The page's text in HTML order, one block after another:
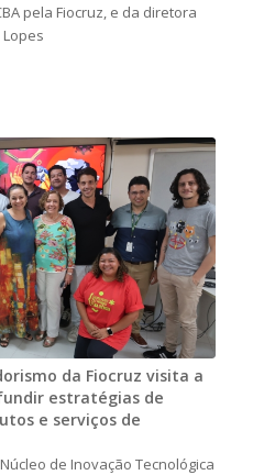
pela Fiocruz, e da diretora
da Fiocruz visita a
estratégias de
e serviços de
de Inovação Tecnológica